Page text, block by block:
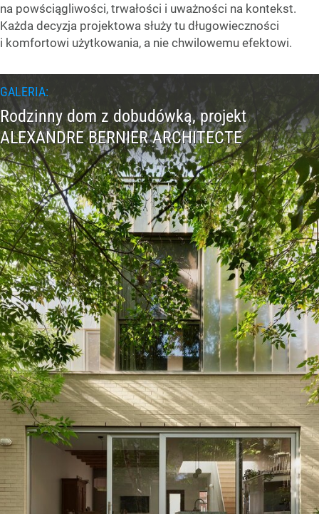
na powściągliwości, trwałości i uważności na kontekst.
Każda decyzja projektowa służy tu długowieczności
i komfortowi użytkowania, a nie chwilowemu efektowi.